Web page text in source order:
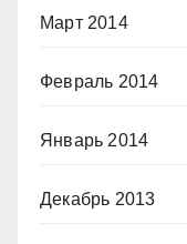
Март 2014
Февраль 2014
Январь 2014
Декабрь 2013